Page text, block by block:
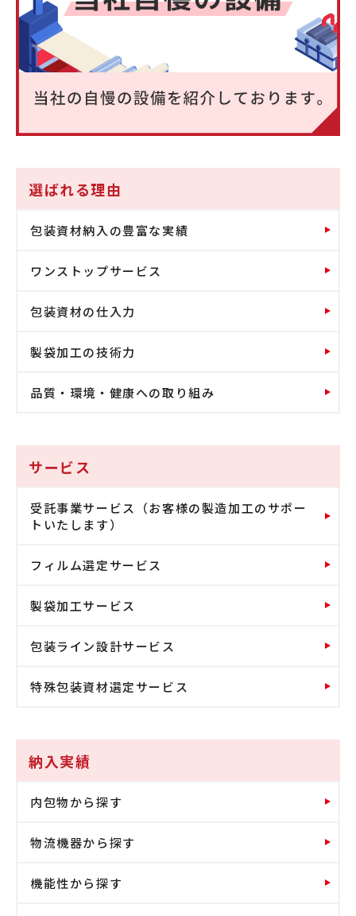
選ばれる理由
包装資材納入の豊富な実績
ワンストップサービス
包装資材の仕入力
製袋加工の技術力
品質・環境・健康への取り組み
サービス
受託事業サービス（お客様の製造加工のサポー
トいたします）
フィルム選定サービス
製袋加工サービス
包装ライン設計サービス
特殊包装資材選定サービス
納入実績
内包物から探す
物流機器から探す
機能性から探す